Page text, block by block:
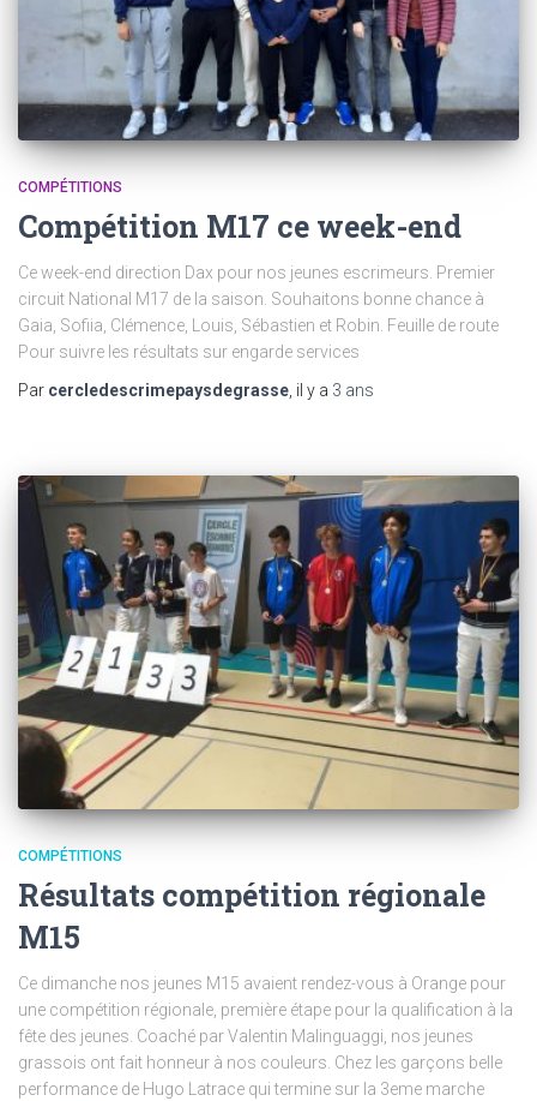
COMPÉTITIONS
Compétition M17 ce week-end
Ce week-end direction Dax pour nos jeunes escrimeurs. Premier
circuit National M17 de la saison. Souhaitons bonne chance à
Gaia, Sofiia, Clémence, Louis, Sébastien et Robin. Feuille de route
Pour suivre les résultats sur engarde services
Par cercledescrimepaysdegrasse , il y a 3 ans
COMPÉTITIONS
Résultats compétition régionale
M15
Ce dimanche nos jeunes M15 avaient rendez-vous à Orange pour
une compétition régionale, première étape pour la qualification à la
fête des jeunes. Coaché par Valentin Malinguaggi, nos jeunes
grassois ont fait honneur à nos couleurs. Chez les garçons belle
performance de Hugo Latrace qui termine sur la 3eme marche